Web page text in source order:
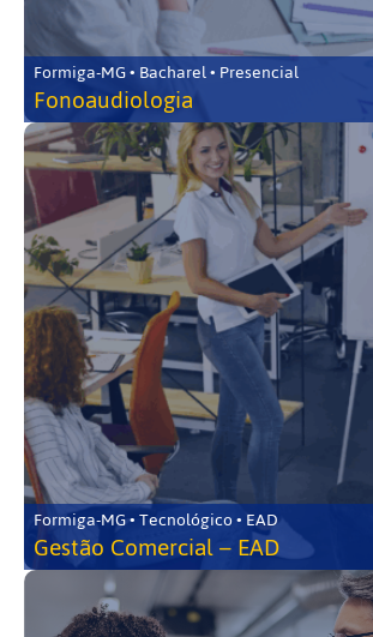
Formiga-MG • Bacharel • Presencial
Fonoaudiologia
Formiga-MG • Tecnológico • EAD
Gestão Comercial – EAD